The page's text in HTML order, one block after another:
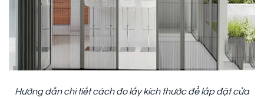
Hướng dẫn chi tiết cách đo lấy kích thước để lắp đặt cửa